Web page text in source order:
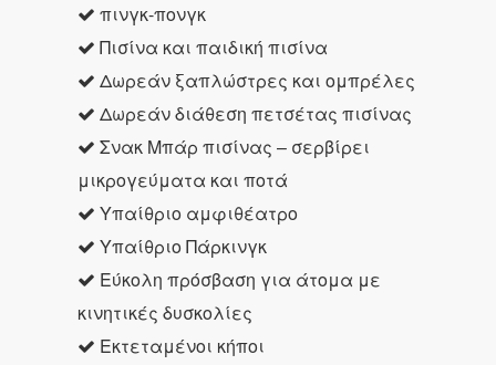
πινγκ-πονγκ
Πισίνα και παιδική πισίνα
Δωρεάν ξαπλώστρες και ομπρέλες
Δωρεάν διάθεση πετσέτας πισίνας
Σνακ Μπάρ πισίνας – σερβίρει
μικρογεύματα και ποτά
Υπαίθριο αμφιθέατρο
Υπαίθριο Πάρκινγκ
Εύκολη πρόσβαση για άτομα με
κινητικές δυσκολίες
Εκτεταμένοι κήποι